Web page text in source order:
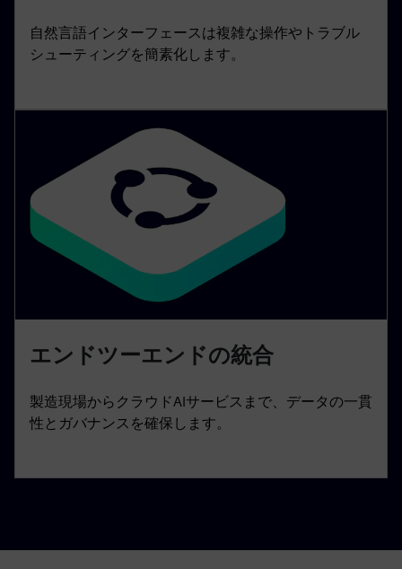
自然言語インターフェースは複雑な操作やトラブル
シューティングを簡素化します。
エンドツーエンドの統合
製造現場からクラウドAIサービスまで、データの一貫
性とガバナンスを確保します。